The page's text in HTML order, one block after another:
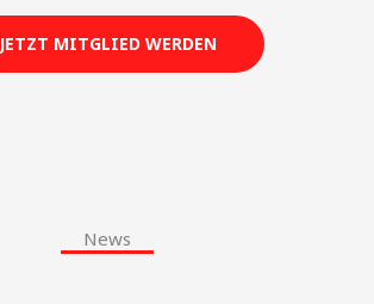
JETZT MITGLIED WERDEN
News